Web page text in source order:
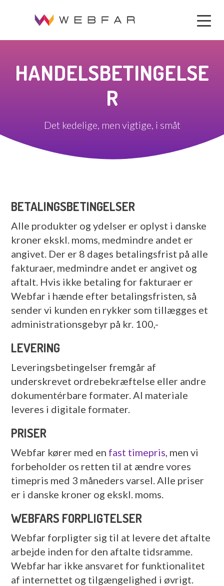
HANDELSBETINGELSE
R
Det kedelige, men vigtige, i småt
BETALINGSBETINGELSER
Alle produkter og ydelser er oplyst i danske
kroner ekskl. moms, medmindre andet er
angivet. Der er 8 dages betalingsfrist på alle
fakturaer, medmindre andet er angivet og
aftalt. Hvis ikke betaling for fakturaer er
Webfar i hænde efter betalingsfristen, så
sender vi kunden en rykker som tillægges et
administrationsgebyr på kr. 100,-
LEVERING
Leveringsbetingelser fremgår af
underskrevet ordrebekræftelse eller andre
dokumentérbare formater. Al materiale
leveres i digitale formater.
PRISER
Webfar kører med en fast timepris, men vi
forbeholder os retten til at ændre vores
timepris med 3 måneders varsel. Alle priser
er i danske kroner og ekskl. moms.
WEBFARS FORPLIGTELSER
Webfar forpligter sig til at levere det aftalte
arbejde inden for den aftalte tidsramme.
Webfar har ikke ansvaret for funktionalitet
af internettet og tilgængelighed i øvrigt.